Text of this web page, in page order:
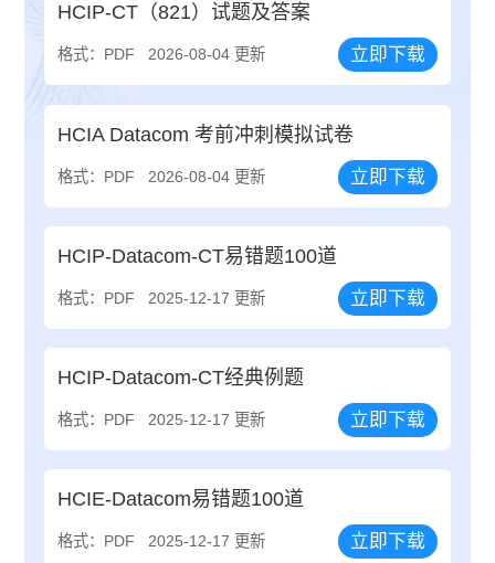
HCIP-CT（821）试题及答案
格式：PDF 2026-08-04 更新 立即下载
HCIA Datacom 考前冲刺模拟试卷
格式：PDF 2026-08-04 更新 立即下载
HCIP-Datacom-CT易错题100道
格式：PDF 2025-12-17 更新 立即下载
HCIP-Datacom-CT经典例题
格式：PDF 2025-12-17 更新 立即下载
HCIE-Datacom易错题100道
格式：PDF 2025-12-17 更新 立即下载